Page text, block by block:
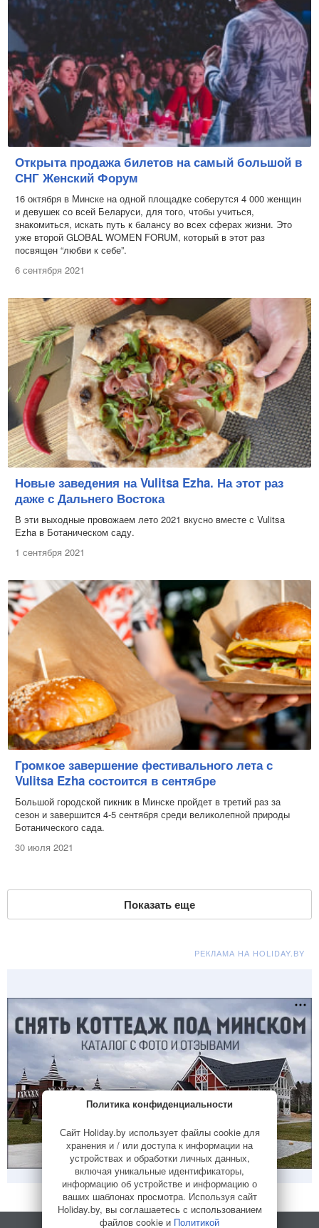
Открыта продажа билетов на самый большой в
СНГ Женский Форум
16 октября в Минске на одной площадке соберутся 4 000 женщин
и девушек со всей Беларуси, для того, чтобы учиться,
знакомиться, искать путь к балансу во всех сферах жизни. Это
уже второй GLOBAL WOMEN FORUM, который в этот раз
посвящен “любви к себе”.
6 сентября 2021
Новые заведения на Vulitsa Ezha. На этот раз
даже с Дальнего Востока
В эти выходные провожаем лето 2021 вкусно вместе с Vulitsa
Ezha в Ботаническом саду.
1 сентября 2021
Громкое завершение фестивального лета с
Vulitsa Ezha состоится в сентябре
Большой городской пикник в Минске пройдет в третий раз за
сезон и завершится 4-5 сентября среди великолепной природы
Ботанического сада.
30 июля 2021
Показать еще
РЕКЛАМА НА HOLIDAY.BY
Политика конфиденциальности
Сайт Holiday.by использует файлы cookie для
хранения и / или доступа к информации на
устройствах и обработки личных данных,
включая уникальные идентификаторы,
информацию об устройстве и информацию о
ваших шаблонах просмотра. Используя сайт
Holiday.by, вы соглашаетесь с использованием
файлов cookie и Политикой